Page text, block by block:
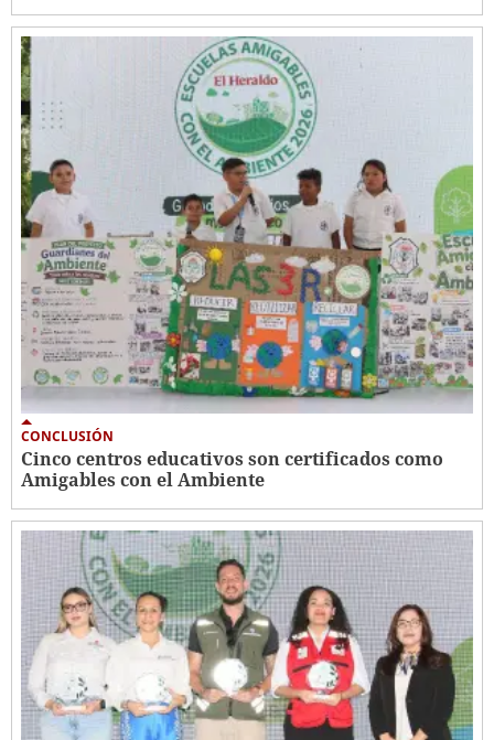
CONCLUSIÓN
Cinco centros educativos son certificados como
Amigables con el Ambiente